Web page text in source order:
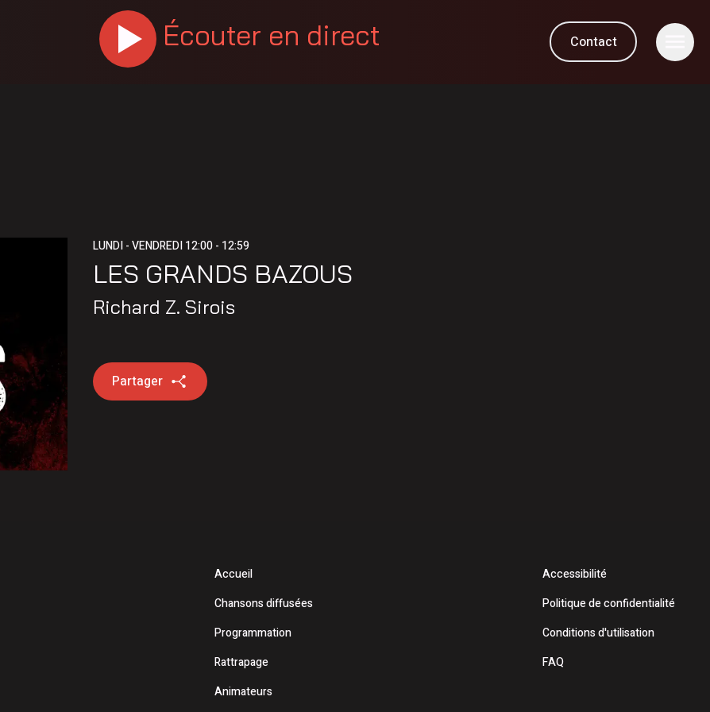
Écouter en direct Contact
LUNDI - VENDREDI12:00 - 12:59
LES GRANDS BAZOUS
Richard Z. Sirois
Partager
Accueil
Chansons diffusées
Programmation
Rattrapage
Animateurs
Accessibilité
Politique de confidentialité
Conditions d'utilisation
FAQ